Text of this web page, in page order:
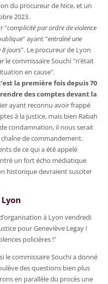
du procureur de Nice, et un
2023.
"complicité par ordre de violence
" ayant "entraîné une
8 jours". Le procureur de Lyon
le commissaire Souchi "n’était
en cause".
la première fois depuis 70
des comptes devant la
ayant reconnu avoir frappé
à la justice, mais bien Rabah
de condamnation, il nous serait
de commandement.
de ce qui a été appelé
un fort écho médiatique
historique devraient susciter
à Lyon vendredi
pour Geneviève Legay !
policières !"
le commissaire Souchi a donné
des questions bien plus
en parallèle du procès une